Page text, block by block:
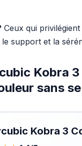
Ceux qui privilégient
support et la
Kobra
sans
Kobra 3